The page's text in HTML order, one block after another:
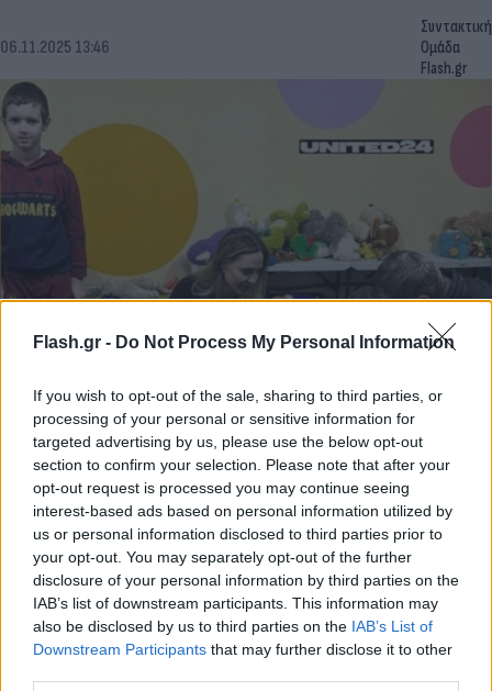
Flash.gr - Do Not Process My Personal Information
If you wish to opt-out of the sale, sharing to third parties, or
processing of your personal or sensitive information for
targeted advertising by us, please use the below opt-out
section to confirm your selection. Please note that after your
opt-out request is processed you may continue seeing
interest-based ads based on personal information utilized by
us or personal information disclosed to third parties prior to
your opt-out. You may separately opt-out of the further
disclosure of your personal information by third parties on the
IAB’s list of downstream participants. This information may
also be disclosed by us to third parties on the IAB’s List of
Downstream Participants that may further disclose it to other
06.11.2025 13:46
Συντακτική
Ομάδα
Flash.gr
αιφνιδιαστική επίσκεψη στη Χερσώνα
Η Αμερικανίδα ηθοποιός επισκέφθηκε ιατρικές εγκαταστάσεις,
μεταξύ άλλων ένα μαιευτήριο και ένα παιδιατρικό νοσοκομείο
σε μια πόλη που βρέθηκε υπό ρωσικό έλεγχο για πολλούς μήνες
το 2022.
05.11.2025 21:14
Συντακτική
Flash.gr